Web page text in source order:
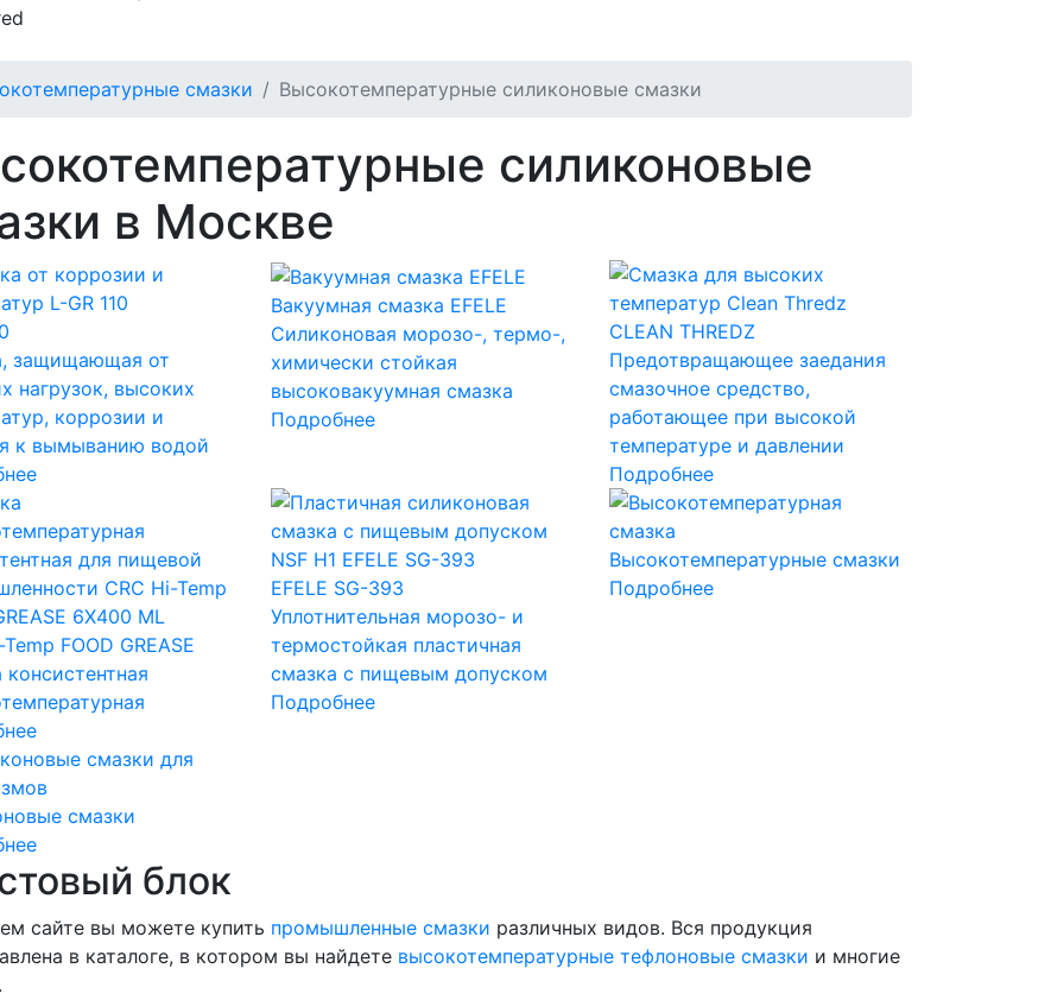
смазки Высокотемпературные силиконовые смазки
силиконовые
в Москве
защищающая от
нагрузок, высоких
коррозии и
к вымыванию водой
Вакуумная смазка EFELE
Силиконовая морозо-, термо-,
химически стойкая
высоковакуумная смазка
Подробнее
CLEAN THREDZ
Предотвращающее заедания
смазочное средство,
работающее при высокой
температуре и давлении
Подробнее
FOOD GREASE
EFELE SG-393
Уплотнительная морозо- и
термостойкая пластичная
смазка с пищевым допуском
Подробнее
Высокотемпературные смазки
Подробнее
смазки
блок
сайте вы можете купить промышленные смазки различных видов. Вся продукция
в каталоге, в котором вы найдете высокотемпературные тефлоновые смазки и многие